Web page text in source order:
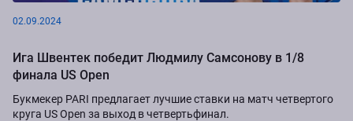
02.09.2024
Ига Швентек победит Людмилу Самсонову в 1/8
финала US Open
Букмекер PARI предлагает лучшие ставки на матч четвертого
круга US Open за выход в четвертьфинал.